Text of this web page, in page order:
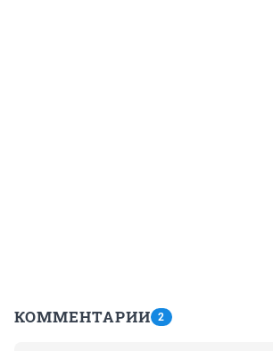
КОММЕНТАРИИ 2